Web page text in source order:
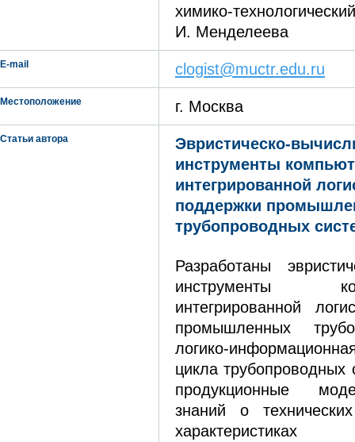
химико-
И. Менделеева
E-mail clogist@muctr.edu.ru
Местоположение г. Москва
Статьи автора
Эвристическо-
инструменты
интегрированной
поддержки
трубопроводных
Разработаны
инструменты
интегрированной
промышленных
логико-
цикла
продукционные
знаний о